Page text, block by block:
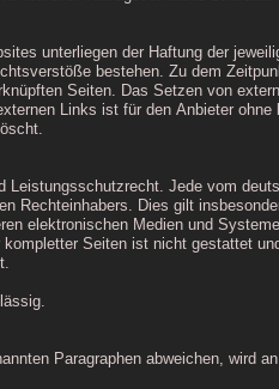
unterliegen der Haftung der
bestehen. Zu dem
Seiten. Das Setzen von
Links ist für den Anbieter
Jede vom
Rechteinhabers. Dies gilt
elektronischen Medien und
Seiten ist nicht gestattet
Paragraphen abweichen, wird